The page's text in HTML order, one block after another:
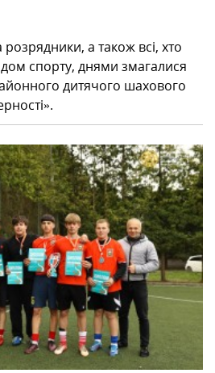
розрядники, а також всі, хто
спорту, днями змагалися
дитячого шахового